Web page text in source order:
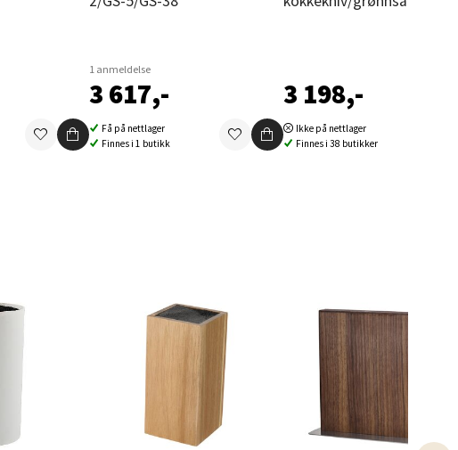
1 anmeldelse
3 617,-
Få på nettlager
Finnes i 1 butikk
3 198,-
Ikke på nettlager
Finnes i 38 butikker
Velg